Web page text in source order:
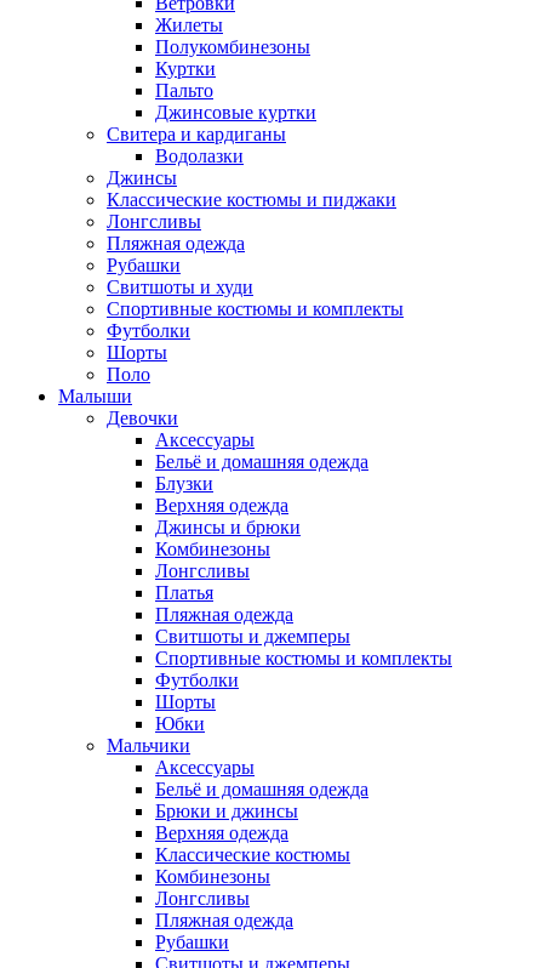
Жилеты
Полукомбинезоны
Куртки
Пальто
Джинсовые куртки
Свитера и кардиганы
Водолазки
Джинсы
Классические костюмы и пиджаки
Лонгсливы
Пляжная одежда
Рубашки
Свитшоты и худи
Спортивные костюмы и комплекты
Футболки
Шорты
Поло
Малыши
Девочки
Аксессуары
Бельё и домашняя одежда
Блузки
Верхняя одежда
Джинсы и брюки
Комбинезоны
Лонгсливы
Платья
Пляжная одежда
Свитшоты и джемперы
Спортивные костюмы и комплекты
Футболки
Шорты
Юбки
Мальчики
Аксессуары
Бельё и домашняя одежда
Брюки и джинсы
Верхняя одежда
Классические костюмы
Комбинезоны
Лонгсливы
Пляжная одежда
Рубашки
Свитшоты и джемперы